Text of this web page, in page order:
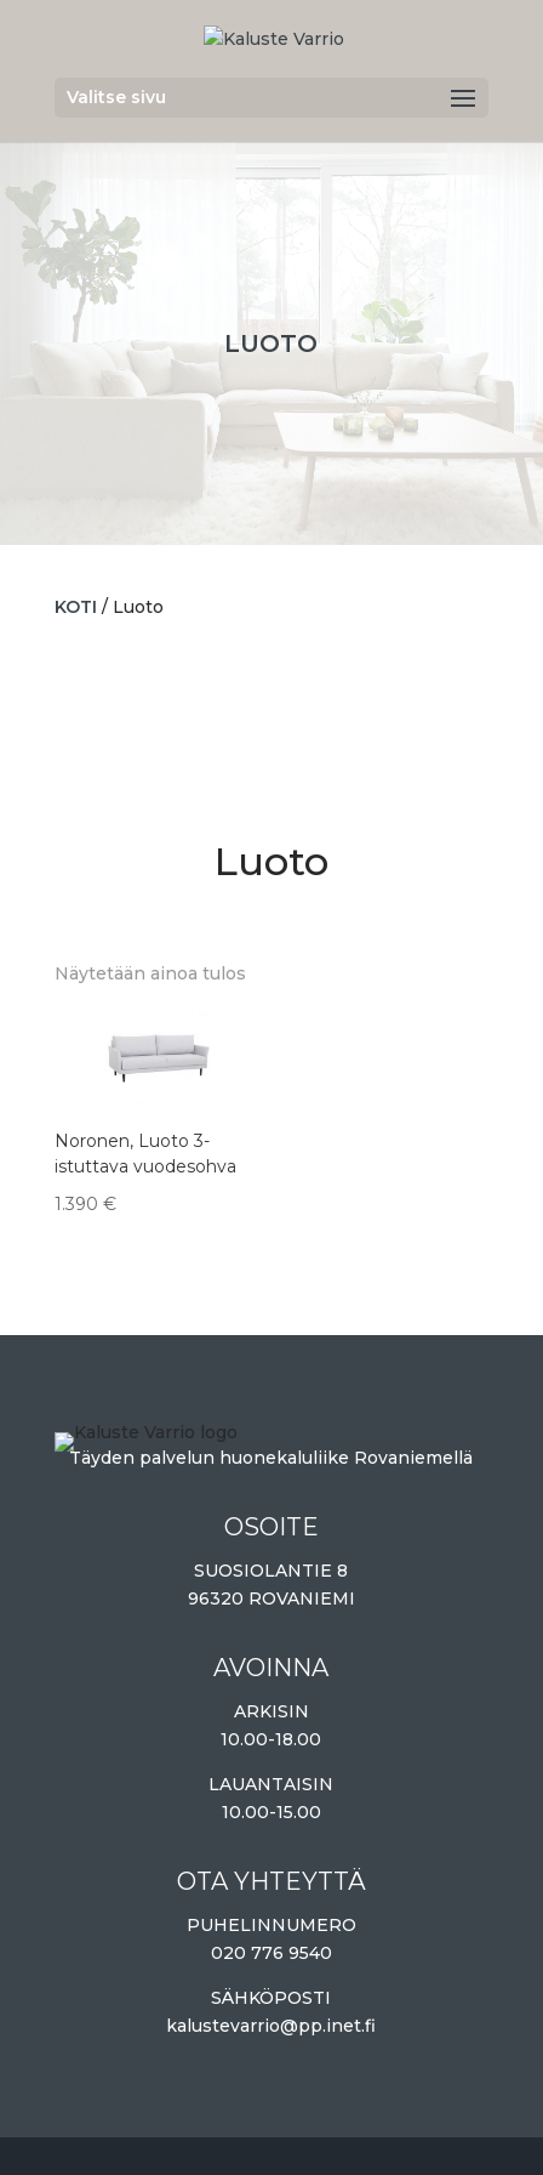
Valitse sivu
LUOTO
KOTI / Luoto
Luoto
Näytetään ainoa tulos
Noronen, Luoto 3-
istuttava vuodesohva
1.390 €
Täyden palvelun huonekaluliike Rovaniemellä
OSOITE
SUOSIOLANTIE 8
96320 ROVANIEMI
AVOINNA
ARKISIN
10.00-18.00
LAUANTAISIN
10.00-15.00
OTA YHTEYTTÄ
PUHELINNUMERO
020 776 9540
SÄHKÖPOSTI
kalustevarrio@pp.inet.fi